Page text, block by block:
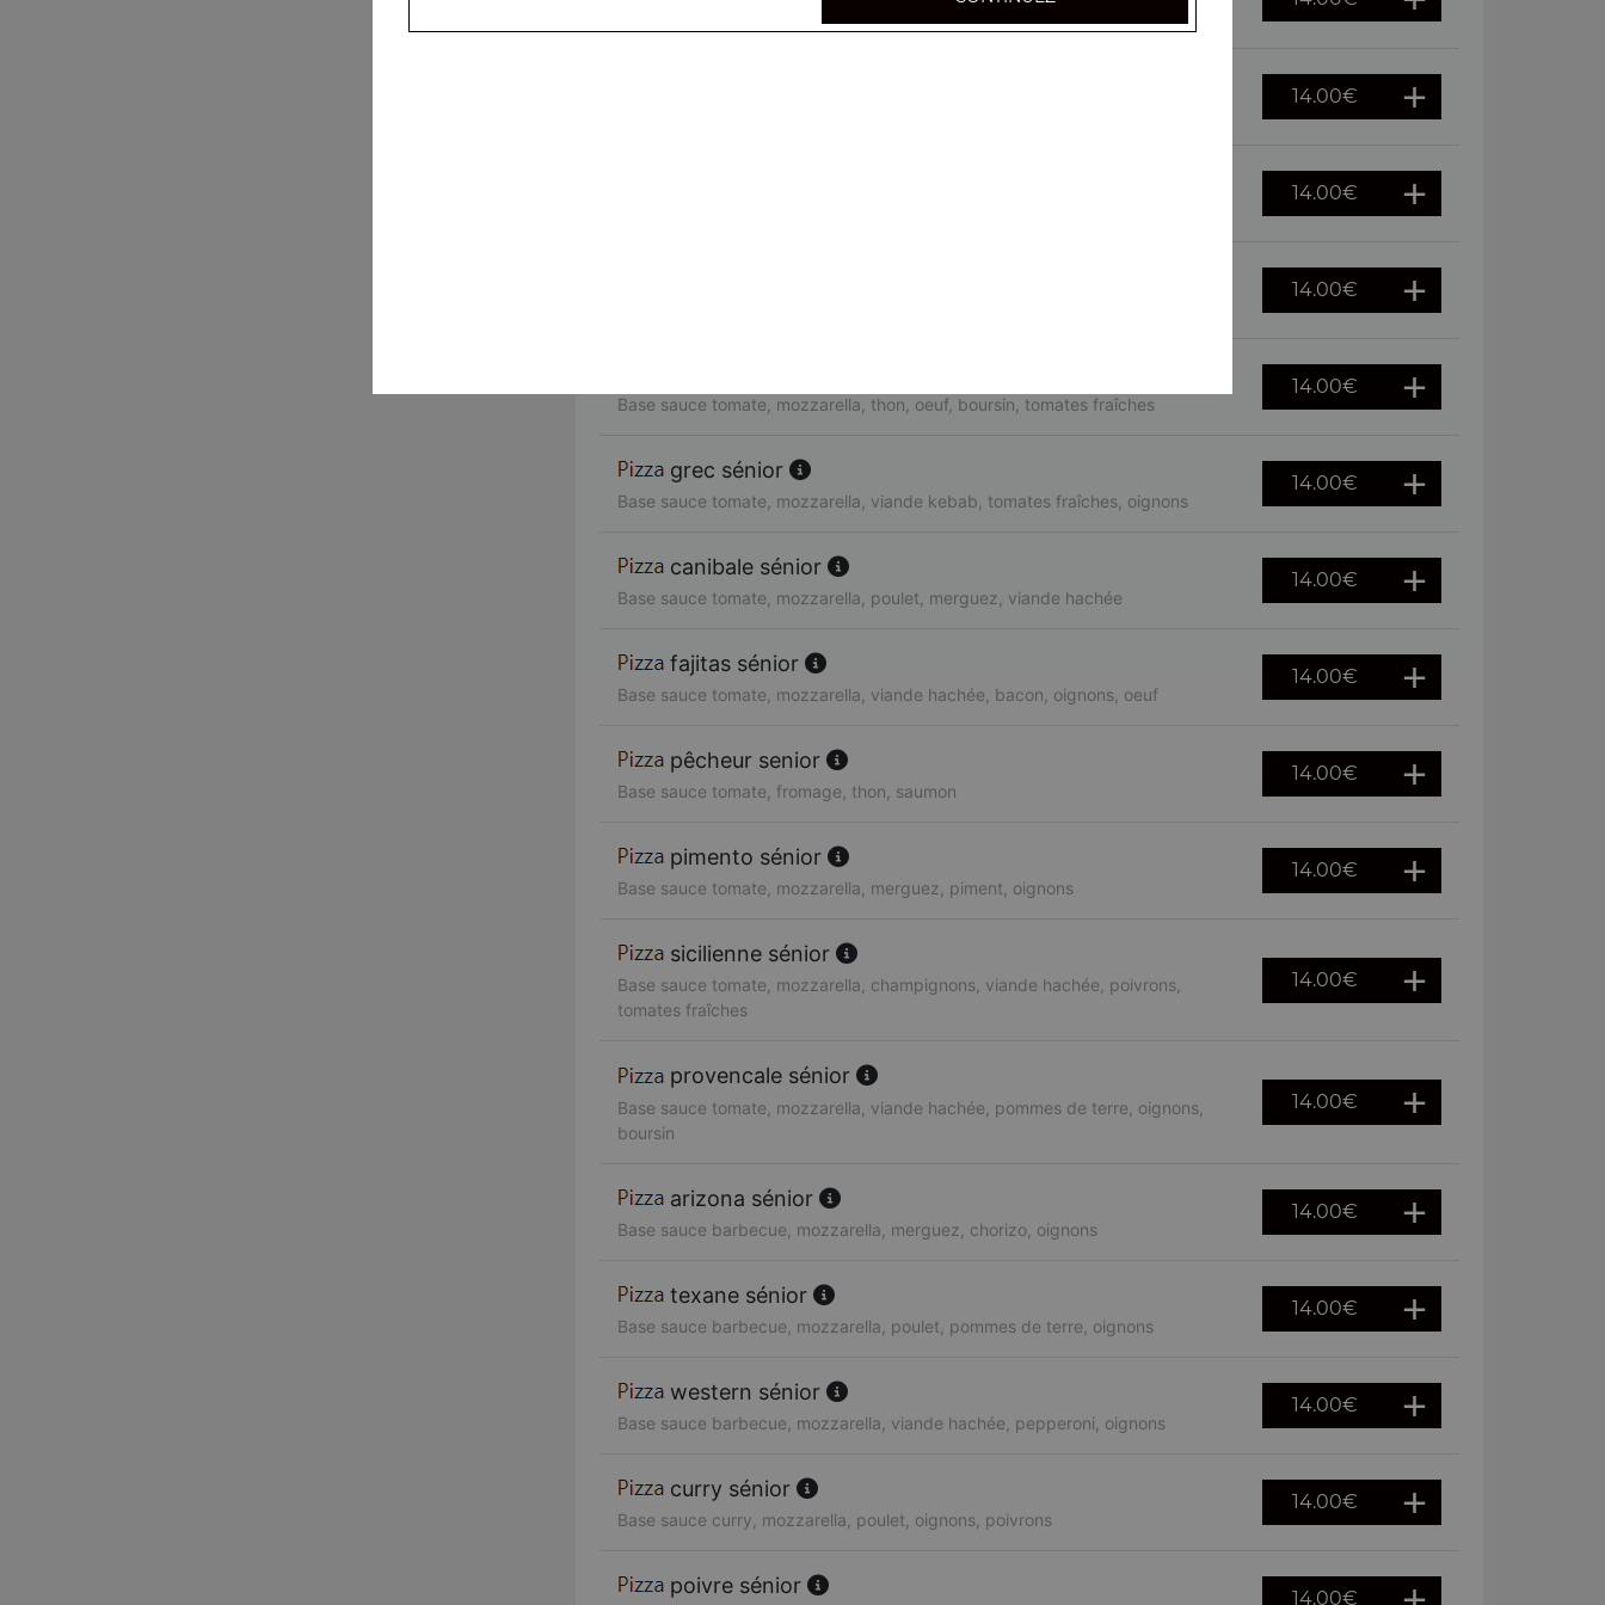
14.00€
14.00€
14.00€
Base sauce tomate, mozzarella, thon, oeuf, boursin, tomates fraîches
14.00€
grec sénior
Base sauce tomate, mozzarella, viande kebab, tomates fraîches, oignons
14.00€
canibale sénior
Base sauce tomate, mozzarella, poulet, merguez, viande hachée
14.00€
fajitas sénior
Base sauce tomate, mozzarella, viande hachée, bacon, oignons, oeuf
14.00€
pêcheur senior
Base sauce tomate, fromage, thon, saumon
14.00€
pimento sénior
Base sauce tomate, mozzarella, merguez, piment, oignons
14.00€
sicilienne sénior
Base sauce tomate, mozzarella, champignons, viande hachée, poivrons,
tomates fraîches
14.00€
provencale sénior
Base sauce tomate, mozzarella, viande hachée, pommes de terre, oignons,
boursin
14.00€
arizona sénior
Base sauce barbecue, mozzarella, merguez, chorizo, oignons
14.00€
texane sénior
Base sauce barbecue, mozzarella, poulet, pommes de terre, oignons
14.00€
western sénior
Base sauce barbecue, mozzarella, viande hachée, pepperoni, oignons
14.00€
curry sénior
Base sauce curry, mozzarella, poulet, oignons, poivrons
14.00€
poivre sénior
14.00€